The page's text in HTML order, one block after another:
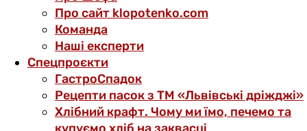
Про сайт klopotenko.com
Команда
Наші експерти
Спецпроєкти
ГастроСпадок
Рецепти пасок з ТМ «Львівські дріжджі»
Хлібний крафт. Чому ми їмо, печемо та